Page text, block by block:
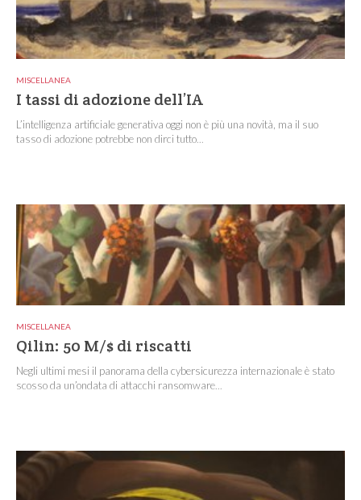
MISCELLANEA
I tassi di adozione dell’IA
L’intelligenza artificiale generativa oggi non è più una novità, ma il suo
tasso di adozione potrebbe non dirci tutto...
MISCELLANEA
Qilin: 50 M/$ di riscatti
Negli ultimi mesi il panorama della cybersicurezza internazionale è stato
scosso da un’ondata di attacchi ransomware...